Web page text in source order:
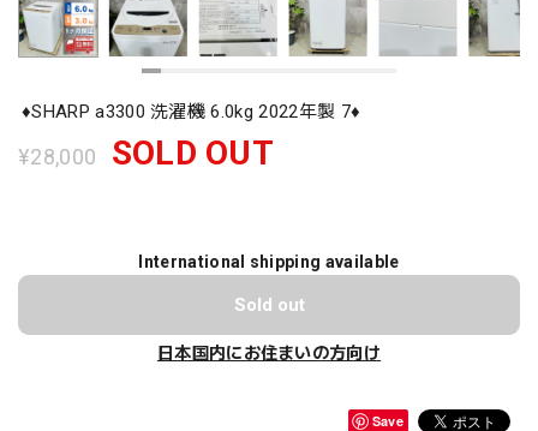
♦️SHARP a3300 洗濯機 6.0kg 2022年製 7♦️
¥28,000 SOLD OUT
International shipping available
Sold out
日本国内にお住まいの方向け
Save